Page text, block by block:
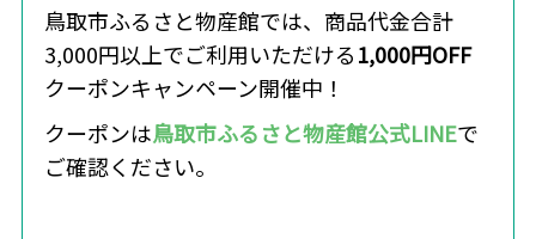
鳥取市ふるさと物産館では、商品代金合計
3,000円以上でご利用いただける1,000円OFF
クーポンキャンペーン開催中！
クーポンは鳥取市ふるさと物産館公式LINEで
ご確認ください。